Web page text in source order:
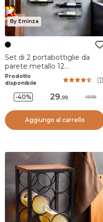
By Eminza
Set di 2 portabottiglie da
parete metallo 12
scompartimenti (Alt 139 cm)
Léo Nero
Prodotto
disponibile
(11
-40% 29.99 49.99
Aggiungo al carrello